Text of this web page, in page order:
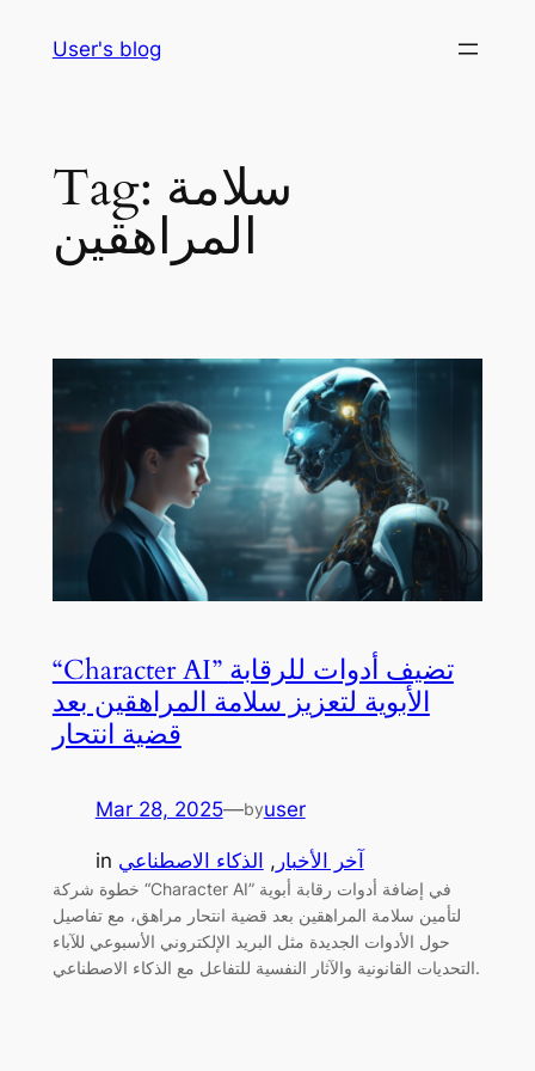
User's blog
Tag: سلامة
المراهقين
“Character AI” تضيف أدوات للرقابة
الأبوية لتعزيز سلامة المراهقين بعد
قضية انتحار
Mar 28, 2025—byuser
in آخر الأخبار , الذكاء الاصطناعي
خطوة شركة “Character AI” في إضافة أدوات رقابة أبوية
لتأمين سلامة المراهقين بعد قضية انتحار مراهق، مع تفاصيل
حول الأدوات الجديدة مثل البريد الإلكتروني الأسبوعي للآباء
التحديات القانونية والآثار النفسية للتفاعل مع الذكاء الاصطناعي.